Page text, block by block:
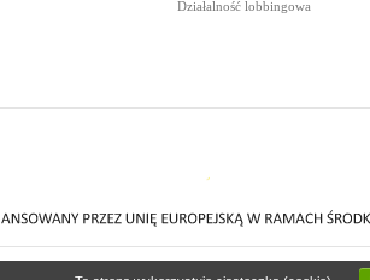
Działalność lobbingowa